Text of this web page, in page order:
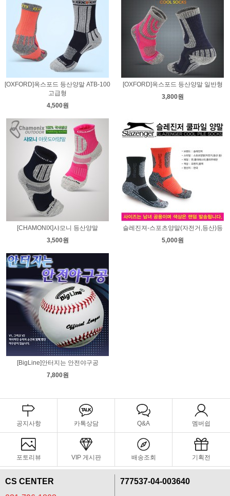
[OXFORD]옥스포드 등산양말 ATB-100
고급형
4,500원
[OXFORD]옥스포드 등산양말 일반형
3,800원
[CHAMONIX]샤모니 등산양말
3,500원
슬레진져-스포츠양말(자전거,등산)등
5,000원
[BigLine]안터지는 안전야구공
7,800원
공지사항 카톡상담 Q&A 멤버쉽
포토리뷰 VIP 게시판 배송조회 기획전
CS CENTER
777537-04-003640